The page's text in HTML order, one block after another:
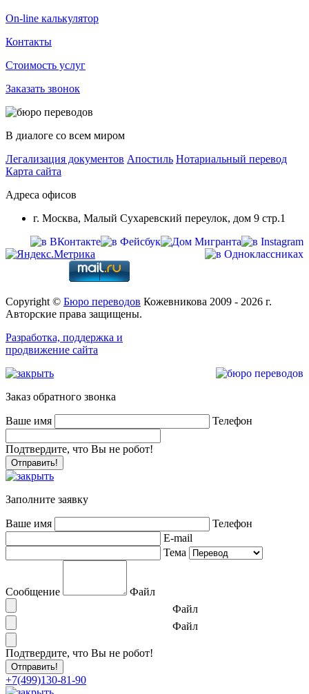
On-line калькулятор
Контакты
Стоимость услуг
Заказать звонок
В диалоге со всем миром
Легализация документов Апостиль Нотариальный перевод
Карта сайта
Адреса офисов
г. Москва, Малый Сухаревский переулок, дом 9 стр.1
Copyright © Бюро переводов Кожевникова 2009 - 2026 г.
Авторские права защищены.
Разработка, поддержка и
продвижение сайта
Заказ обратного звонка
Ваше имя Телефон
Подтвердите, что Вы не робот!
Заполните заявку
Ваше имя
Телефон
E-mail
Тема
Сообщение
Файл
Файл
Файл
Подтвердите, что Вы не робот!
+7(499)130-81-90